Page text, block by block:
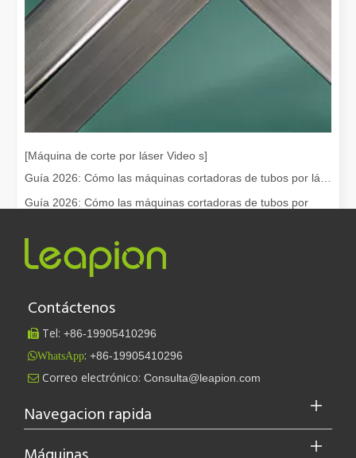
Saliendo del ajetreo y el bullicio, nos embarcamos en un viaje
Leapion actualmente exhibe sus equipos láser en el stand 18.1E12 de la Feria de Cantón.
[Máquina de corte por láser Video s]
Guía 2026: Cómo las máquinas cortadoras de tubos por
Contáctenos
 Tel: +86-19905410296
WhatsApp: +86-19905410296
 Correo electrónico: Consulta@leapion.com
Navegacion rapida
Máquinas